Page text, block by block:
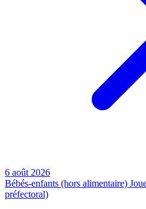
6 août 2026
Bébés-enfants (hors alimentaire)
préfectoral)